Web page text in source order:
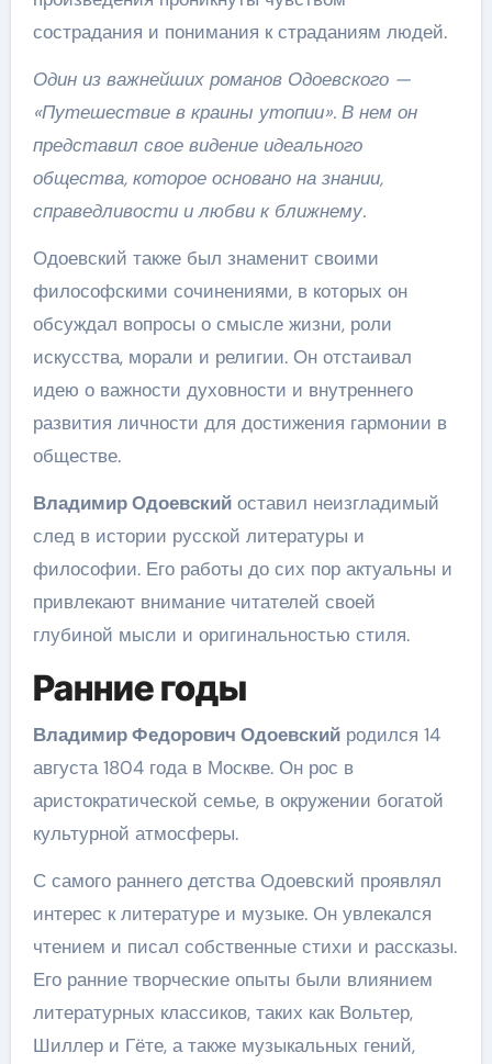
сострадания и понимания к страданиям людей.
Один из важнейших романов Одоевского —
«Путешествие в краины утопии». В нем он
представил свое видение идеального
общества, которое основано на знании,
справедливости и любви к ближнему.
Одоевский также был знаменит своими
философскими сочинениями, в которых он
обсуждал вопросы о смысле жизни, роли
искусства, морали и религии. Он отстаивал
идею о важности духовности и внутреннего
развития личности для достижения гармонии в
обществе.
Владимир Одоевскийоставил неизгладимый
след в истории русской литературы и
философии. Его работы до сих пор актуальны и
привлекают внимание читателей своей
глубиной мысли и оригинальностью стиля.
Ранние годы
Владимир Федорович Одоевскийродился 14
августа 1804 года в Москве. Он рос в
аристократической семье, в окружении богатой
культурной атмосферы.
С самого раннего детства Одоевский проявлял
интерес к литературе и музыке. Он увлекался
чтением и писал собственные стихи и рассказы.
Его ранние творческие опыты были влиянием
литературных классиков, таких как Вольтер,
Шиллер и Гёте, а также музыкальных гений,